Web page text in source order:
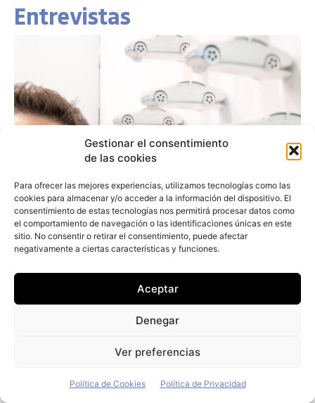
Gestionar el consentimiento
de las cookies
Para ofrecer las mejores experiencias, utilizamos tecnologías como las
cookies para almacenar y/o acceder a la información del dispositivo. El
consentimiento de estas tecnologías nos permitirá procesar datos como
el comportamiento de navegación o las identificaciones únicas en este
sitio. No consentir o retirar el consentimiento, puede afectar
negativamente a ciertas características y funciones.
Aceptar
Denegar
Ver preferencias
Política de Cookies Política de Privacidad
Entrevistas
Arturo Jiménez (Vecttor): «Nuestro